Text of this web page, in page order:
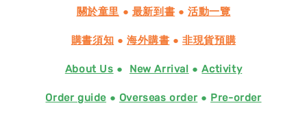
關於童里 ● 最新到書 ●活動一覽
購書須知 ● 海外購書 ●非現貨預購
About Us ● New Arrival ●Activity
Order guide ● Overseas order● Pre-order